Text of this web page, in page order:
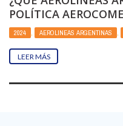
POLÍTICA
2024 , AEROLINEAS ARGENTINAS ,
LEER MÁS